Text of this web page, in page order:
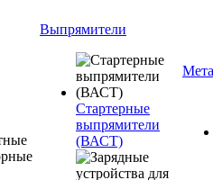
Выпрямители
Стартерные
выпрямители
(ВАСТ)